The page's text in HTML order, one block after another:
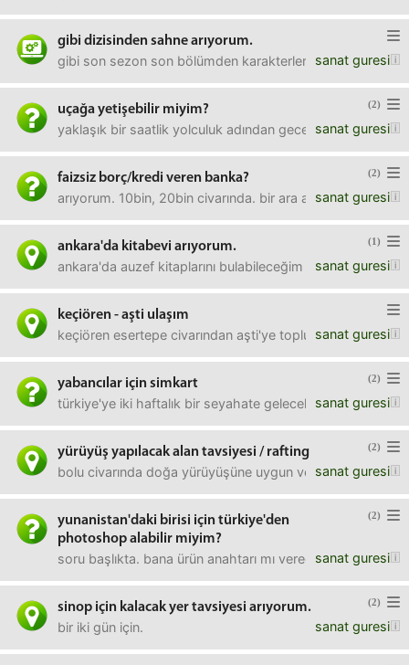
gibi dizisinden sahne arıyorum.
sanat guresi
gibi son sezon son bölümden karakterlerin (ilkkan olabilir)
(2)
uçağa yetişebilir miyim?
sanat guresi
yaklaşık bir saatlik yolculuk adından gece 4 civarı
(2)
faizsiz borç/kredi veren banka?
sanat guresi
arıyorum. 10bin, 20bin civarında. bir ara akbank'ın
(1)
ankara'da kitabevi arıyorum.
sanat guresi
ankara'da auzef kitaplarını bulabileceğim bir kitabevi
keçiören - aşti ulaşım
sanat guresi
keçiören esertepe civarından aşti'ye toplu taşımayla
(2)
yabancılar için simkart
sanat guresi
türkiye'ye iki haftalık bir seyahate gelecek olan yabancı
(2)
yürüyüş yapılacak alan tavsiyesi / rafting
sanat guresi
bolu civarında doğa yürüyüşüne uygun ve mümkünse
(2)
yunanistan'daki birisi için türkiye'den
photoshop alabilir miyim?
sanat guresi
soru başlıkta. bana ürün anahtarı mı verecek? buradan
(2)
sinop için kalacak yer tavsiyesi arıyorum.
sanat guresi
bir iki gün için.